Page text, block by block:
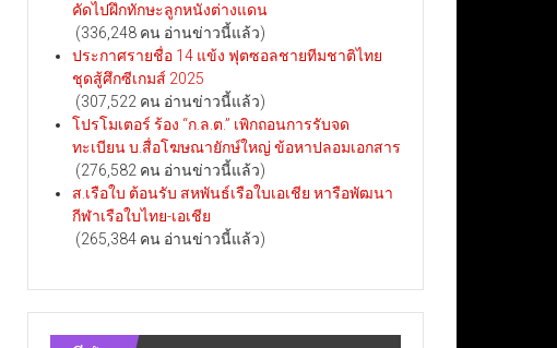
คัดไปฝึกทักษะลูกหนังต่างแดน
(336,248 คน อ่านข่าวนี้แล้ว)
ประกาศรายชื่อ 14 แข้ง ฟุตซอลชายทีมชาติไทย
ชุดสู้ศึกซีเกมส์ 2025
(307,522 คน อ่านข่าวนี้แล้ว)
โปรโมเตอร์ ร้อง “ก.ล.ต.” เพิกถอนการรับจด
ทะเบียน บ.สื่อโฆษณายักษ์ใหญ่ ข้อหาปลอมเอกสาร
(276,582 คน อ่านข่าวนี้แล้ว)
ส.เรือใบ ต้อนรับ สหพันธ์เรือใบเอเชีย หารือพัฒนา
กีฬาเรือใบไทย-เอเชีย
(265,384 คน อ่านข่าวนี้แล้ว)